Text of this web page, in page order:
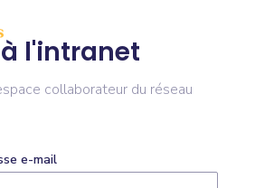
l'intranet
collaborateur du réseau
e-mail